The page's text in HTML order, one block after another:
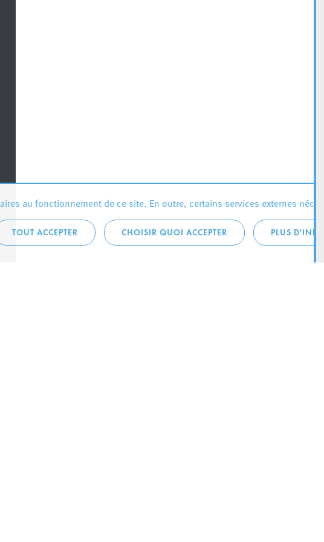
au fonctionnement de ce site. En outre, certains services externes
TOUT ACCEPTER CHOISIR QUOI ACCEPTER PLUS